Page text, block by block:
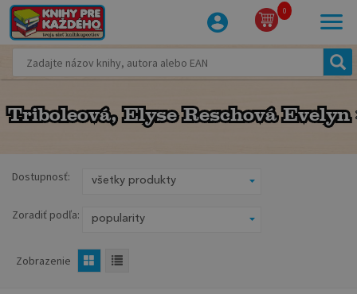
0
Triboleová, Elyse Reschová Evelyn
Triboleová, Elyse Reschová Evelyn
Dostupnosť:
Zoradiť podľa:
Zobrazenie